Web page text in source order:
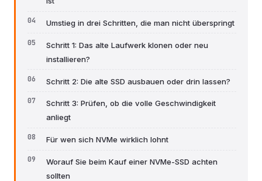
Umstieg in drei Schritten, die man nicht überspringt
Schritt 1: Das alte Laufwerk klonen oder neu
installieren?
Schritt 2: Die alte SSD ausbauen oder drin lassen?
Schritt 3: Prüfen, ob die volle Geschwindigkeit
anliegt
Für wen sich NVMe wirklich lohnt
Worauf Sie beim Kauf einer NVMe-SSD achten
sollten